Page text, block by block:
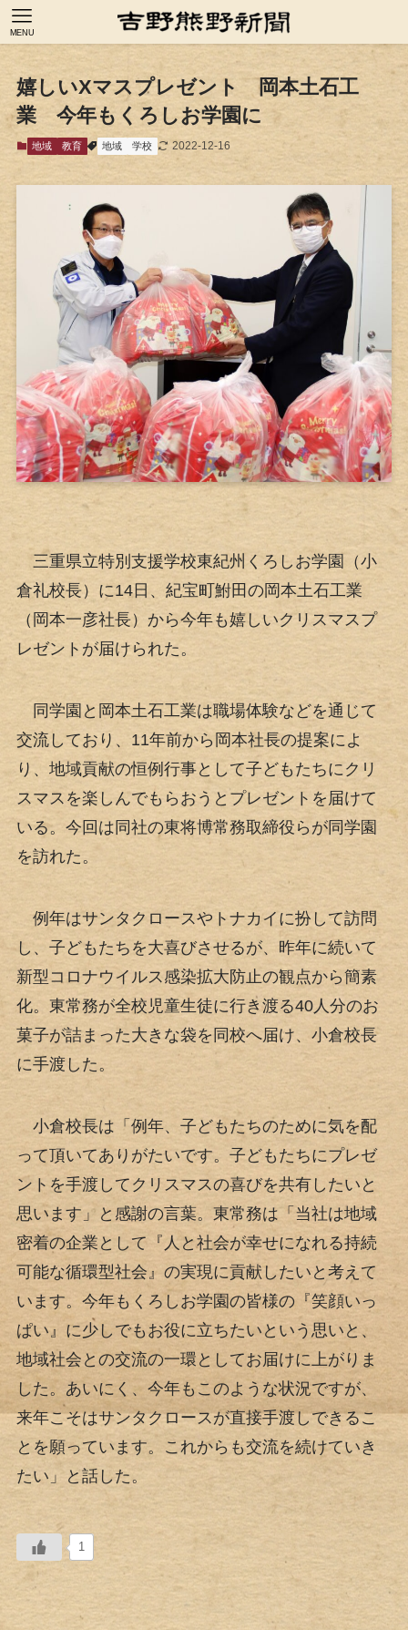
MENU
嬉しいXマスプレゼント 岡本土石工
業 今年もくろしお学園に
地域 教育 地域 学校 2022-12-16
三重県立特別支援学校東紀州くろしお学園（小
倉礼校長）に14日、紀宝町鮒田の岡本土石工業
（岡本一彦社長）から今年も嬉しいクリスマスプ
レゼントが届けられた。
同学園と岡本土石工業は職場体験などを通じて
交流しており、11年前から岡本社長の提案によ
り、地域貢献の恒例行事として子どもたちにクリ
スマスを楽しんでもらおうとプレゼントを届けて
いる。今回は同社の東将博常務取締役らが同学園
を訪れた。
例年はサンタクロースやトナカイに扮して訪問
し、子どもたちを大喜びさせるが、昨年に続いて
新型コロナウイルス感染拡大防止の観点から簡素
化。東常務が全校児童生徒に行き渡る40人分のお
菓子が詰まった大きな袋を同校へ届け、小倉校長
に手渡した。
小倉校長は「例年、子どもたちのために気を配
って頂いてありがたいです。子どもたちにプレゼ
ントを手渡してクリスマスの喜びを共有したいと
思います」と感謝の言葉。東常務は「当社は地域
密着の企業として『人と社会が幸せになれる持続
可能な循環型社会』の実現に貢献したいと考えて
います。今年もくろしお学園の皆様の『笑顔いっ
ぱい』に少しでもお役に立ちたいという思いと、
地域社会との交流の一環としてお届けに上がりま
した。あいにく、今年もこのような状況ですが、
来年こそはサンタクロースが直接手渡しできるこ
とを願っています。これからも交流を続けていき
たい」と話した。
1